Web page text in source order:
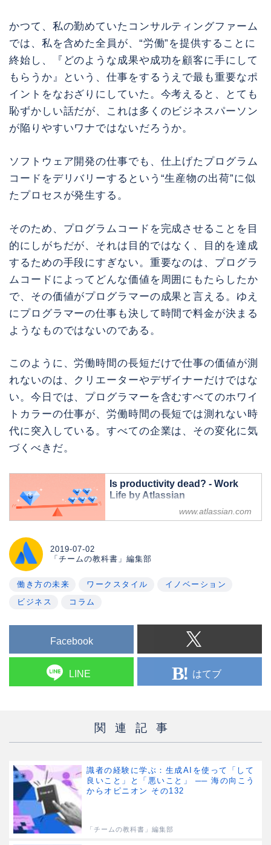
かつて、私の勤めていたコンサルティングファーム
では、私を含めた全員が、“労働”を提供することに
終始し、『どのような成果や成功を顧客に手にして
もらうか』という、仕事をするうえで最も重要なポ
イントをなおざりにしていた。今考えると、とても
恥ずかしい話だが、これは多くのビジネスパーソン
が陥りやすいワナではないだろうか。
ソフトウェア開発の仕事でも、仕上げたプログラム
コードをデリバリーするという“生産物の出荷”に似
たプロセスが発生する。
そのため、プログラムコードを完成させることを目
的にしがちだが、それは目的ではなく、目的を達成
するための手段にすぎない。重要なのは、プログラ
ムコードによってどんな価値を周囲にもたらしたか
で、その価値がプログラマーの成果と言える。ゆえ
にプログラマーの仕事も決して時間で料金が決まる
ようなものではないのである。
このように、労働時間の長短だけで仕事の価値が測
れないのは、クリエーターやデザイナーだけではな
い。今日では、プログラマーを含むすべてのホワイ
トカラーの仕事が、労働時間の長短では測れない時
代に突入している。すべての企業は、その変化に気
づくべきだ。
Is productivity dead? - Work
Life by Atlassian
100+ years after the industrial
revolution, we're still treating everyone
www.atlassian.com
2019-07-02
「チームの教科書」編集部
働き方の未来 ワークスタイル
イノベーション
ビジネス
コラム
Facebook
LINE はてブ
関連記事
識者の経験に学ぶ：生成AIを使って「して
良いこと」と「悪いこと」 ── 海の向こう
からオピニオン その132
「チームの教科書」編集部